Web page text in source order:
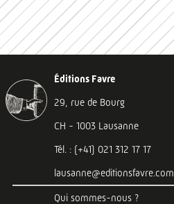
Éditions Favre
29, rue de Bourg
CH - 1003 Lausanne
Tél. : (+41) 021 312 17 17
lausanne@editionsfavre.com
Qui sommes-nous ?